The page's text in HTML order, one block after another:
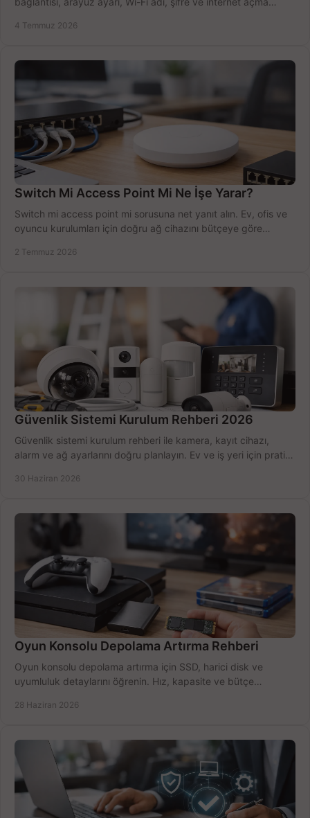
4 Temmuz 2026
Switch Mi Access Point Mi Ne İşe Yarar?
Switch mi access point mi sorusuna net yanıt alın. Ev, ofis ve
oyuncu kurulumları için doğru ağ cihazını bütçeye göre
2 Temmuz 2026
Güvenlik Sistemi Kurulum Rehberi 2026
Güvenlik sistemi kurulum rehberi ile kamera, kayıt cihazı,
alarm ve ağ ayarlarını doğru planlayın. Ev ve iş yeri için pratik
30 Haziran 2026
Oyun Konsolu Depolama Artırma Rehberi
Oyun konsolu depolama artırma için SSD, harici disk ve
uyumluluk detaylarını öğrenin. Hız, kapasite ve bütçe
28 Haziran 2026